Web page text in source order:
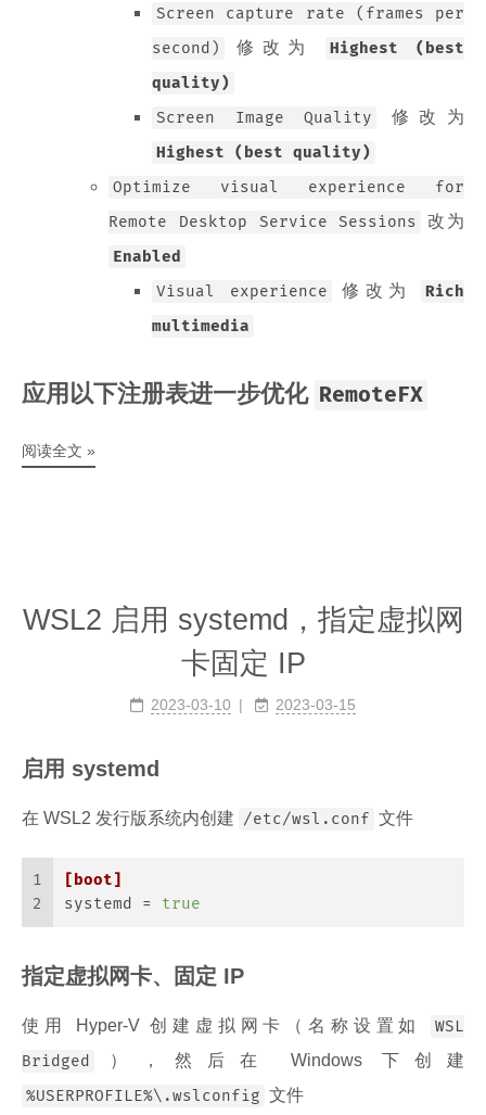
Screen capture rate (frames per
second)
修改为
Highest (best
quality)
Screen Image Quality
修改为
Highest (best quality)
Optimize visual experience for
Remote Desktop Service Sessions
改为
Enabled
Visual experience
修改为
Rich
multimedia
应用以下注册表进一步优化 RemoteFX
阅读全文 »
WSL2 启用 systemd，指定虚拟网
卡固定 IP
2023-03-10 2023-03-15
启用 systemd
在 WSL2 发行版系统内创建 /etc/wsl.conf 文件
1
2
[boot]
systemd
= true
指定虚拟网卡、固定 IP
使用 Hyper-V 创建虚拟网卡（名称设置如
WSL
Bridged
），然后在 Windows 下创建
%USERPROFILE%\.wslconfig 文件